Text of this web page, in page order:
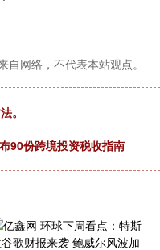
自网络，不代表本站观点。
。
90份跨境投资税收指南